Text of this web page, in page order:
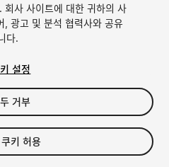
회사 사이트에 대한 귀하의 사
, 광고 및 분석 협력사와 공유
다.
설정
거부
키 허용